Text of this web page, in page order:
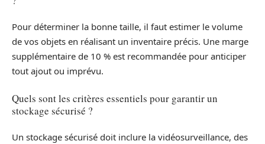
Pour déterminer la bonne taille, il faut estimer le volume
de vos objets en réalisant un inventaire précis. Une marge
supplémentaire de 10 % est recommandée pour anticiper
tout ajout ou imprévu.
Quels sont les critères essentiels pour garantir un
stockage sécurisé ?
Un stockage sécurisé doit inclure la vidéosurveillance, des